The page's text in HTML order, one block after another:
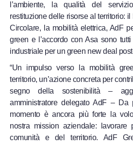
l’ambiente, la qualità del
restituzione delle risorse al territorio:
Circolare, la mobilità elettrica, AdF
green e l’accordo con Asa sono
industriale per un green new deal
“Un impulso verso la mobilità
territorio, un’azione concreta per
segno della sostenibilità –
amministratore delegato AdF – Da
momento è ancora più forte la
nostra mission aziendale:
comunità e del territorio. AdF